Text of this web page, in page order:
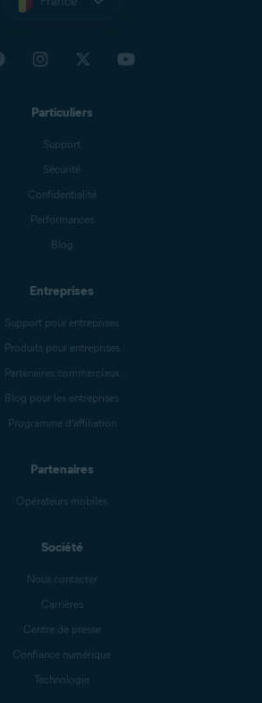
Particuliers
Support
Sécurité
Confidentialité
Performances
Blog
Entreprises
Support pour entreprises
Produits pour entreprises
Partenaires commerciaux
Blog pour les entreprises
Programme d’affiliation
Partenaires
Opérateurs mobiles
Société
Nous contacter
Carrières
Centre de presse
Confiance numérique
Technologie